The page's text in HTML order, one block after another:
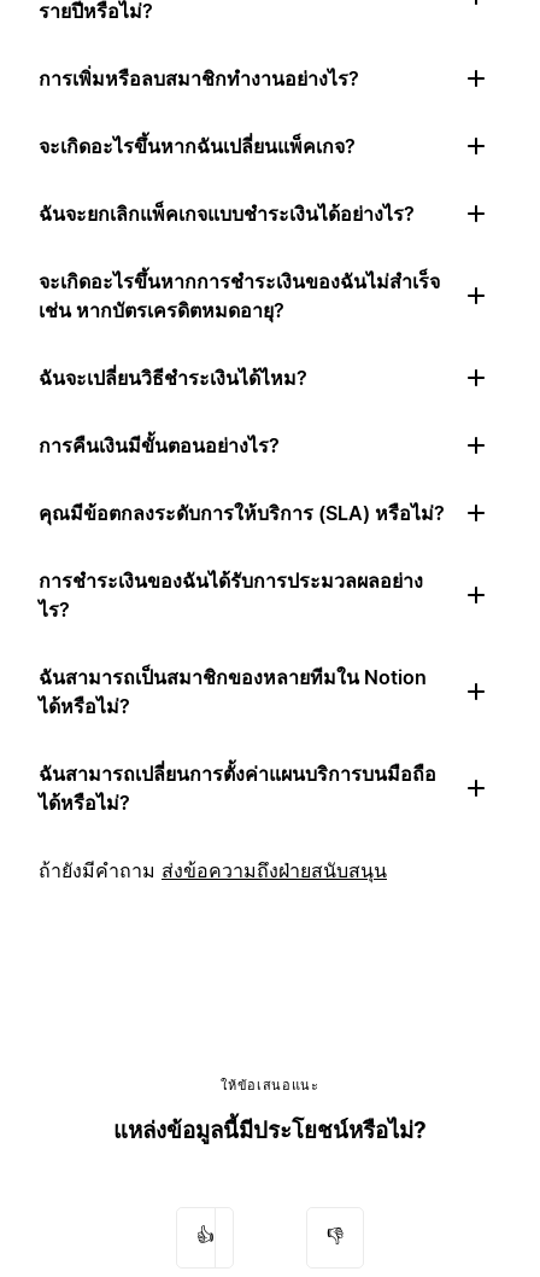
รายปีหรือไม่?
การเพิ่มหรือลบสมาชิกทำงานอย่างไร?
จะเกิดอะไรขึ้นหากฉันเปลี่ยนแพ็คเกจ?
ฉันจะยกเลิกแพ็คเกจแบบชำระเงินได้อย่างไร?
จะเกิดอะไรขึ้นหากการชำระเงินของฉันไม่สำเร็จ
เช่น หากบัตรเครดิตหมดอายุ?
ฉันจะเปลี่ยนวิธีชำระเงินได้ไหม?
การคืนเงินมีขั้นตอนอย่างไร?
คุณมีข้อตกลงระดับการให้บริการ (SLA) หรือไม่?
การชำระเงินของฉันได้รับการประมวลผลอย่าง
ไร?
ฉันสามารถเป็นสมาชิกของหลายทีมใน Notion
ได้หรือไม่?
ฉันสามารถเปลี่ยนการตั้งค่าแผนบริการบนมือถือ
ได้หรือไม่?
ถ้ายังมีคำถาม ส่งข้อความถึงฝ่ายสนับสนุน
ให้ข้อเสนอแนะ
แหล่งข้อมูลนี้มีประโยชน์หรือไม่?
👍 👎